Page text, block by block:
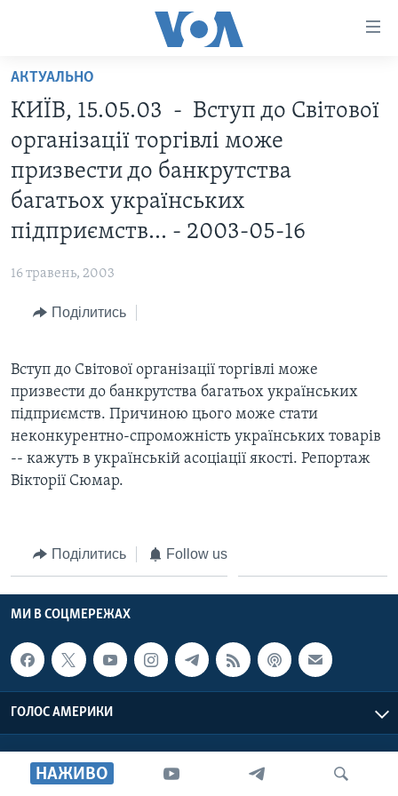
Перейти
матеріалу
Перейти
меню
сторінки
Перейти
Пошуку
ГОЛОВНА
АКТУАЛЬНО
НАУКА
КУЛЬТУРА
СУСПІЛЬСТВО
ЕКОНОМІКА
ІСТОРІЇ УСПІХУ УКРАЇНЦІВ
АНАЛІТИКА
ПОЛІТИКА В США
АДМІНІСТРАЦІЯ ПРЕЗИДЕНТА ТРАМПА: ПЕРШІ 100
ДНІВ
УКРАЇНЦІ В АМЕРИЦІ
УКРАЇНА
БОРОТЬБА З ДЕЗІНФОРМАЦІЄЮ
ВІДЕО
ТЕЛЕПРОГРАМИ
ЧАС-TIME
ВІКНО В АМЕРИКУ
ПРАЙМ-ТАЙМ
ПОГЛЯД З ВАШИНГТОНА
ENGLISH
МИ В СОЦМЕРЕЖАХ
Мови
НАЖИВО
АКТУАЛЬНО
КИЇВ, 15.05.03 - Вступ до Світової
організації торгівлі може
призвести до банкрутства
багатьох українських
підприємств... - 2003-05-16
16 травень, 2003
Поділитись
Вступ до Світової організації торгівлі може
призвести до банкрутства багатьох українських
підприємств. Причиною цього може стати
неконкурентно-спроможність українських товарів
-- кажуть в українській асоціації якості. Репортаж
Вікторії Сюмар.
Поділитись Follow us
МИ В СОЦМЕРЕЖАХ
ГОЛОС АМЕРИКИ